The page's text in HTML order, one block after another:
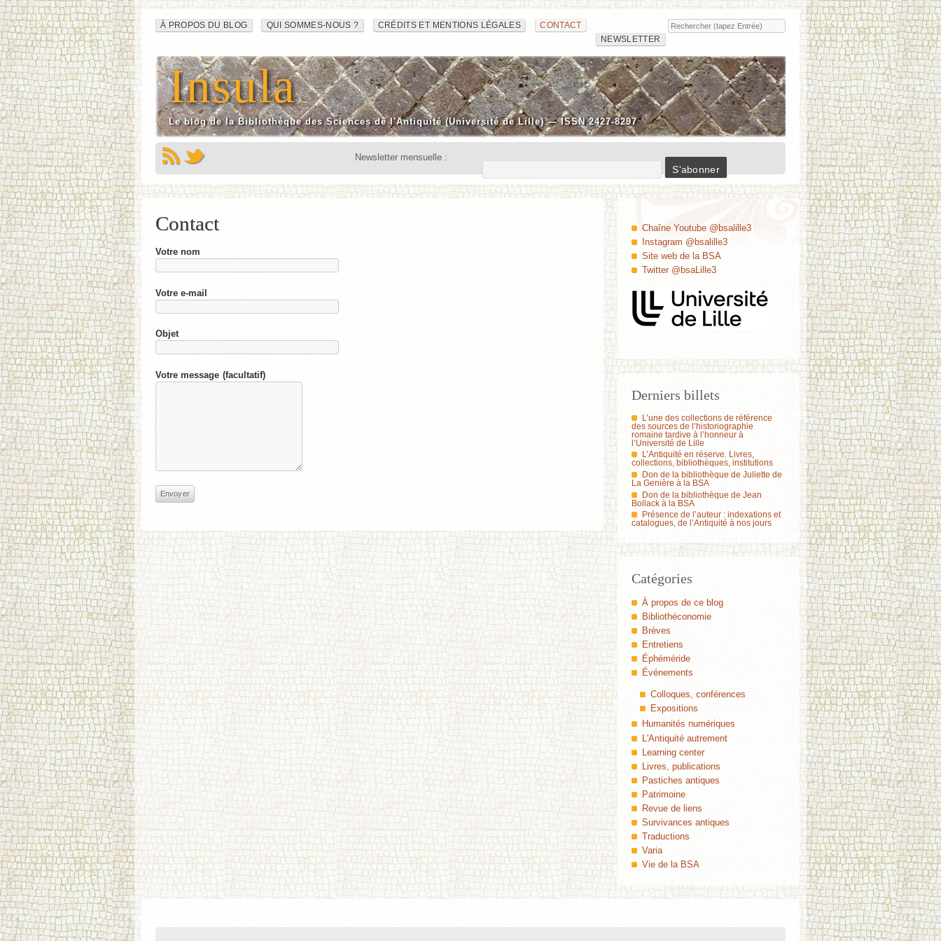
Rechercher
Navigation
du
site
Aller
À PROPOS DU BLOG QUI SOMMES-NOUS ? CRÉDITS ET MENTIONS LÉGALES
CONTACT
NEWSLETTER
Insula
Le blog de la Bibliothèque des Sciences de l'Antiquité (Université de Lille) — ISSN 2427-8297
Newsletter mensuelle :
Contact
Votre nom
Votre e-mail
Objet
Votre message (facultatif)
Chaîne Youtube @bsalille3
Instagram @bsalille3
Site web de la BSA
Twitter @bsaLille3
Derniers billets
L’une des collections de référence
des sources de l’historiographie
romaine tardive à l’honneur à
l’Université de Lille
L’Antiquité en réserve. Livres,
collections, bibliothèques, institutions
Don de la bibliothèque de Juliette de
La Genière à la BSA
Don de la bibliothèque de Jean
Bollack à la BSA
Présence de l’auteur : indexations et
catalogues, de l’Antiquité à nos jours
Catégories
À propos de ce blog
Bibliothéconomie
Brèves
Entretiens
Éphéméride
Événements
Colloques, conférences
Expositions
Humanités numériques
L'Antiquité autrement
Learning center
Livres, publications
Pastiches antiques
Patrimoine
Revue de liens
Survivances antiques
Traductions
Varia
Vie de la BSA